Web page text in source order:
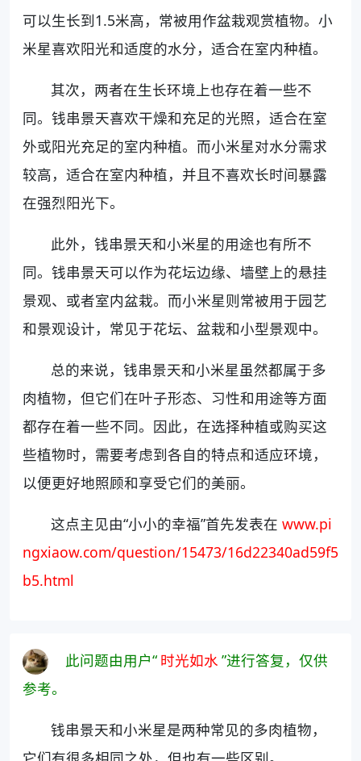
可以生长到1.5米高，常被用作盆栽观赏植物。小
米星喜欢阳光和适度的水分，适合在室内种植。
其次，两者在生长环境上也存在着一些不
同。钱串景天喜欢干燥和充足的光照，适合在室
外或阳光充足的室内种植。而小米星对水分需求
较高，适合在室内种植，并且不喜欢长时间暴露
在强烈阳光下。
此外，钱串景天和小米星的用途也有所不
同。钱串景天可以作为花坛边缘、墙壁上的悬挂
景观、或者室内盆栽。而小米星则常被用于园艺
和景观设计，常见于花坛、盆栽和小型景观中。
总的来说，钱串景天和小米星虽然都属于多
肉植物，但它们在叶子形态、习性和用途等方面
都存在着一些不同。因此，在选择种植或购买这
些植物时，需要考虑到各自的特点和适应环境，
以便更好地照顾和享受它们的美丽。
这点主见由“小小的幸福”首先发表在www.pi
ngxiaow.com/question/15473/16d22340ad59f5
b5.html
此问题由用户“ 时光如水 ”进行答复，仅供
参考。
钱串景天和小米星是两种常见的多肉植物，